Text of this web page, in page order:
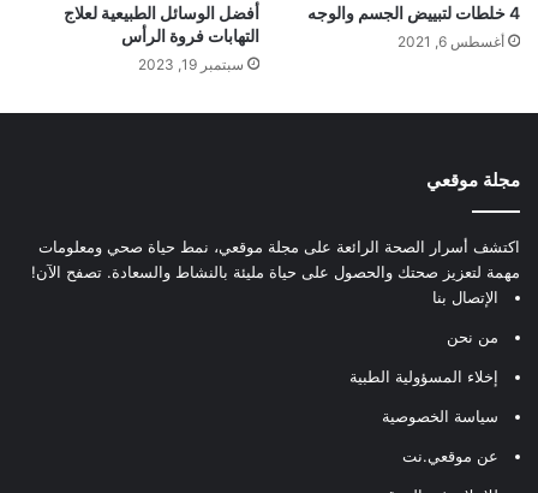
4 خلطات لتبييض الجسم والوجه
أغسطس 6, 2021
أفضل الوسائل الطبيعية لعلاج
التهابات فروة الرأس
سبتمبر 19, 2023
مجلة موقعي
اكتشف أسرار الصحة الرائعة على مجلة موقعي، نمط حياة صحي ومعلومات
مهمة لتعزيز صحتك والحصول على حياة مليئة بالنشاط والسعادة. تصفح الآن!
الإتصال بنا
من نحن
إخلاء المسؤولية الطبية
سياسة الخصوصية
عن موقعي.نت